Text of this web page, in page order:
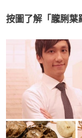
按圖了解「朧脷葉